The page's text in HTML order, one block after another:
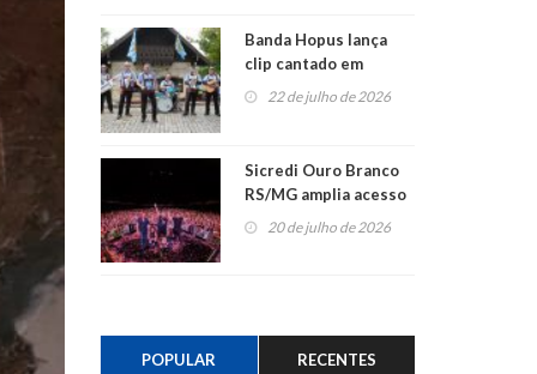
Banda Hopus lança
clip cantado em
alemão e inglês
22 de julho de 2026
Sicredi Ouro Branco
RS/MG amplia acesso
ao show dos 45 anos
para mais associados
20 de julho de 2026
POPULAR RECENTES